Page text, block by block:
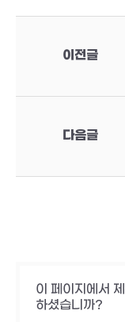
이전글
다음글
이 페이지에서
하셨습니까?